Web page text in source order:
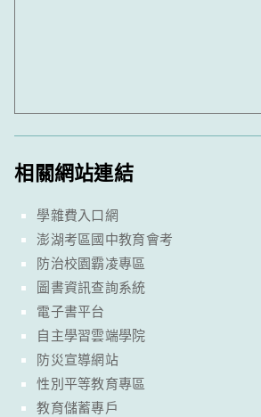
相關網站連結
學雜費入口網
澎湖考區國中教育會考
防治校園霸凌專區
圖書資訊查詢系統
電子書平台
自主學習雲端學院
防災宣導網站
性別平等教育專區
教育儲蓄專戶